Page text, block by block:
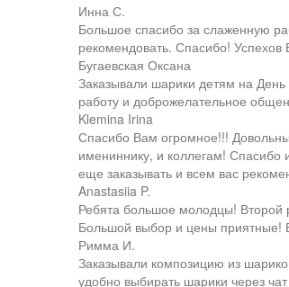
Инна С.
Большое спасибо за слаженную
рекомендовать. Спасибо! Успехов
Бугаевская Оксана
Заказывали шарики детям на
работу и доброжелательное
Klemina Irina
Спасибо Вам огромное!!!
имениннику, и коллегам! Спасибо
еще заказывать и всем вас
Anastasiia P.
Ребята большое молодцы! Второй
Большой выбор и цены приятные!
Римма И.
Заказывали композицию из
удобно выбирать шарики через